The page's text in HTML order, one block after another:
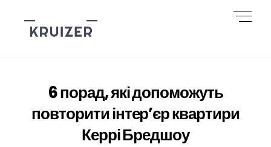
content
6 порад, які допоможуть
повторити інтер’єр квартири
Керрі Бредшоу